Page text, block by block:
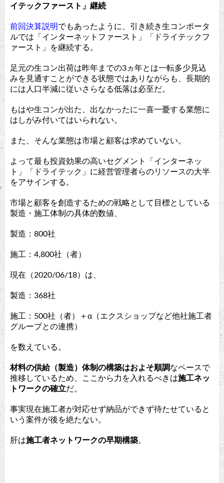
イテックファースト」継続
前回決算説明でもあったように、引き続き生コンポータ
ルでは「インターネットファースト」「ドライテックフ
ァースト」を継続する。
足元の生コン出荷は昨年までの3ヵ年とは一転多少見込
みを見通すことができる状態ではありながらも、長期的
には人口半減に従いさらなる低落は必至だ。
もはや生コンが出た、出なかったに一喜一憂する業態に
はしがみ付いてはいられない。
また、そんな業態は市場と顧客は求めていない。
よって最も投資効果の高いセグメント「インターネッ
ト」「ドライテック」に経営管理者らのリソースの大半
をアサインする。
市場と顧客を創造するための戦略として目標としている
製造・施工体制の具体的数値、
製造：800社
施工：4,800社（者）
現在（2020/06/18）は、
製造：368社
施工：500社（者）＋α（エクスショップなど他社施工者
グループとの連携）
を数えている。
材料の供給（製造）体制の構築はおよそ順調なペースで
推移しているため、ここから力を入れるべきは施工ネッ
トワークの確立だ。
事実現在施工者が対応せず納品ができず待たせていると
いう案件が後を絶たない。
肝は施工者ネットワークの早期構築。